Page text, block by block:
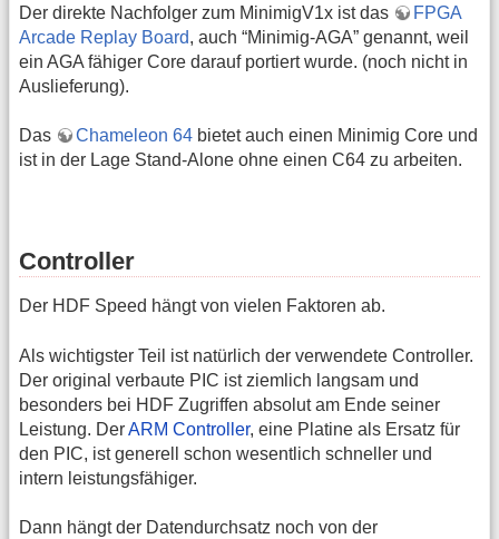
Der direkte Nachfolger zum MinimigV1x ist das
FPGA
Arcade Replay Board, auch “Minimig-AGA” genannt, weil
ein AGA fähiger Core darauf portiert wurde. (noch nicht in
Auslieferung).
Das Chameleon 64 bietet auch einen Minimig Core und
ist in der Lage Stand-Alone ohne einen C64 zu arbeiten.
Controller
Der HDF Speed hängt von vielen Faktoren ab.
Als wichtigster Teil ist natürlich der verwendete Controller.
Der original verbaute PIC ist ziemlich langsam und
besonders bei HDF Zugriffen absolut am Ende seiner
Leistung. DerARM Controller, eine Platine als Ersatz für
den PIC, ist generell schon wesentlich schneller und
intern leistungsfähiger.
Dann hängt der Datendurchsatz noch von der